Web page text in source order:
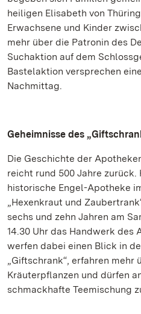
heiligen Elisabeth von
Erwachsene und Kinder
mehr über die Patronin des
Suchaktion auf dem
Bastelaktion versprechen
Nachmittag.
Geheimnisse des
Die Geschichte der
reicht rund 500 Jahre
historische Engel-Apotheke
„Hexenkraut und
sechs und zehn Jahren am
14.30 Uhr das Handwerk des
werfen dabei einen Blick in
„Giftschrank“, erfahren mehr
Kräuterpflanzen und dürfen
schmackhafte Teemischung